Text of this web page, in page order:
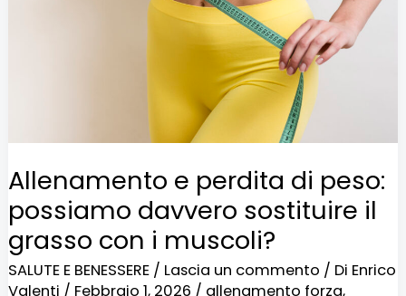
Allenamento e perdita di peso:
possiamo davvero sostituire il
grasso con i muscoli?
SALUTE E BENESSERE/ Lascia un commento / Di Enrico
Valenti / Febbraio 1, 2026 / allenamento forza,
con
muscoli?